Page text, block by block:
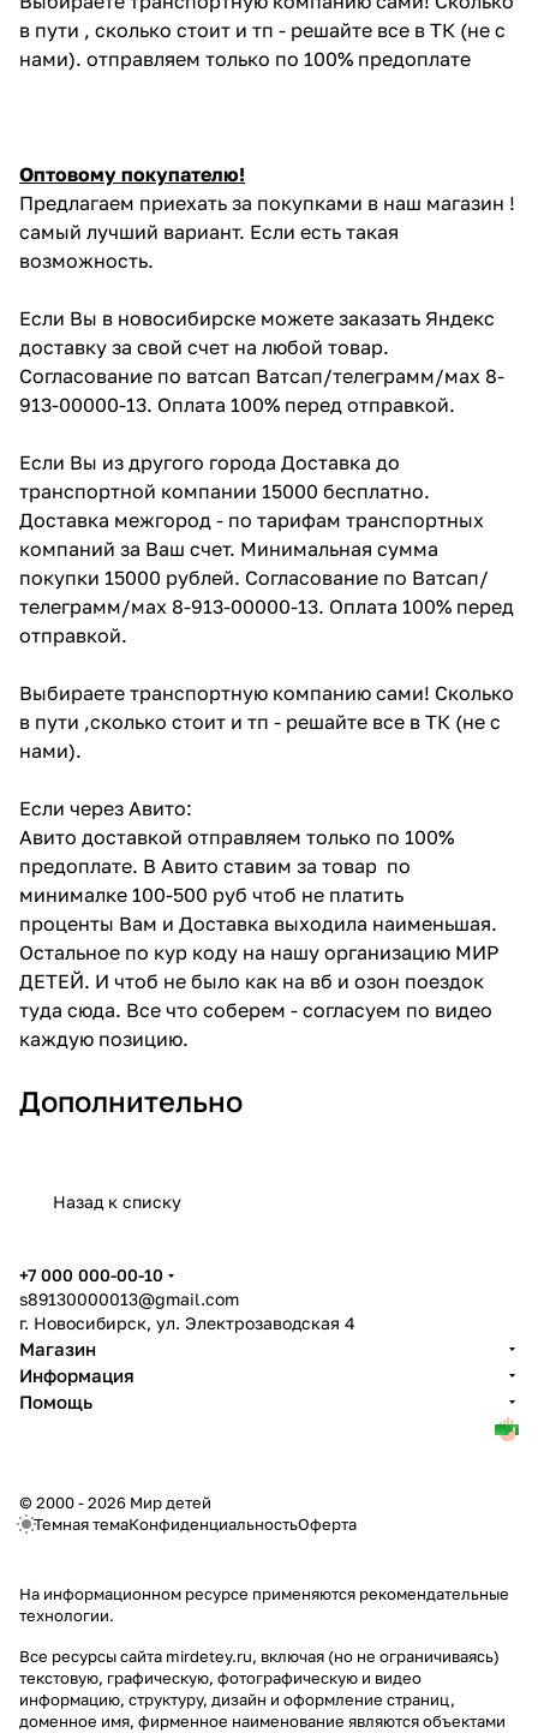
в пути , сколько стоит и тп - решайте все в ТК (не с
нами). отправляем только по 100% предоплате
Оптовому покупателю!
Предлагаем приехать за покупками в наш магазин !
самый лучший вариант. Если есть такая
возможность.
Если Вы в новосибирске можете заказать Яндекс
доставку за свой счет на любой товар.
Согласование по ватсап Ватсап/телеграмм/мах 8-
913-00000-13. Оплата 100% перед отправкой.
Если Вы из другого города Доставка до
транспортной компании 15000 бесплатно.
Доставка межгород - по тарифам транспортных
компаний за Ваш счет. Минимальная сумма
покупки 15000 рублей. Согласование по Ватсап/
телеграмм/мах 8-913-00000-13. Оплата 100% перед
отправкой.
Выбираете транспортную компанию сами! Сколько
в пути ,сколько стоит и тп - решайте все в ТК (не с
нами).
Если через Авито:
Авито доставкой отправляем только по 100%
предоплате. В Авито ставим за товар по
минималке 100-500 руб чтоб не платить
проценты Вам и Доставка выходила наименьшая.
Остальное по кур коду на нашу организацию МИР
ДЕТЕЙ. И чтоб не было как на вб и озон поездок
туда сюда. Все что соберем - согласуем по видео
каждую позицию.
Дополнительно
Назад к списку
+7 000 000-00-10
s89130000013@gmail.com
г. Новосибирск, ул. Электрозаводская 4
Магазин
Информация
Помощь
© 2000 - 2026 Мир детей
Темная темаКонфиденциальностьОферта
На информационном ресурсе применяются рекомендательные
технологии.
Все ресурсы сайта mirdetey.ru, включая (но не ограничиваясь)
текстовую, графическую, фотографическую и видео
информацию, структуру, дизайн и оформление страниц,
доменное имя, фирменное наименование являются объектами